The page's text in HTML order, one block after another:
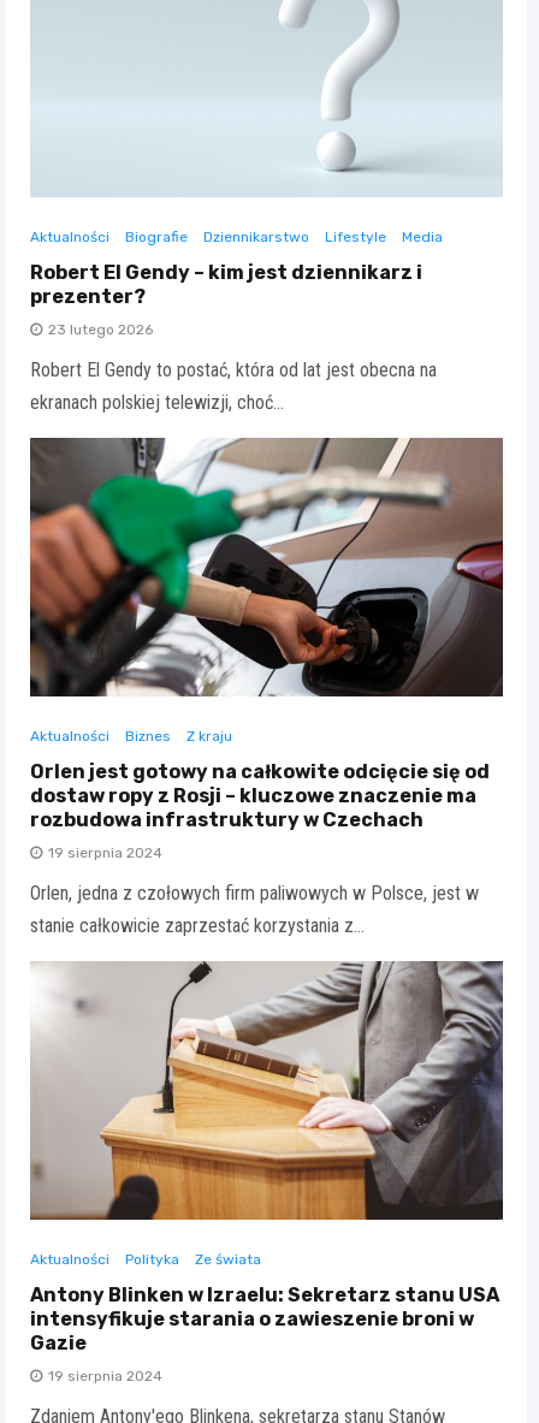
Aktualności Biografie Dziennikarstwo Lifestyle Media
Robert El Gendy – kim jest dziennikarz i
prezenter?
23 lutego 2026
Robert El Gendy to postać, która od lat jest obecna na
ekranach polskiej telewizji, choć…
Aktualności Biznes Z kraju
Orlen jest gotowy na całkowite odcięcie się od
dostaw ropy z Rosji – kluczowe znaczenie ma
rozbudowa infrastruktury w Czechach
19 sierpnia 2024
Orlen, jedna z czołowych firm paliwowych w Polsce, jest w
stanie całkowicie zaprzestać korzystania z…
Aktualności Polityka Ze świata
Antony Blinken w Izraelu: Sekretarz stanu USA
intensyfikuje starania o zawieszenie broni w
Gazie
19 sierpnia 2024
Zdaniem Antony'ego Blinkena, sekretarza stanu Stanów